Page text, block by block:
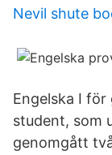
Nevil shute
Engelska I för
student, som
genomgått